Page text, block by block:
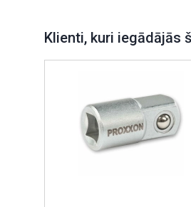
Klienti, kuri iegādājās